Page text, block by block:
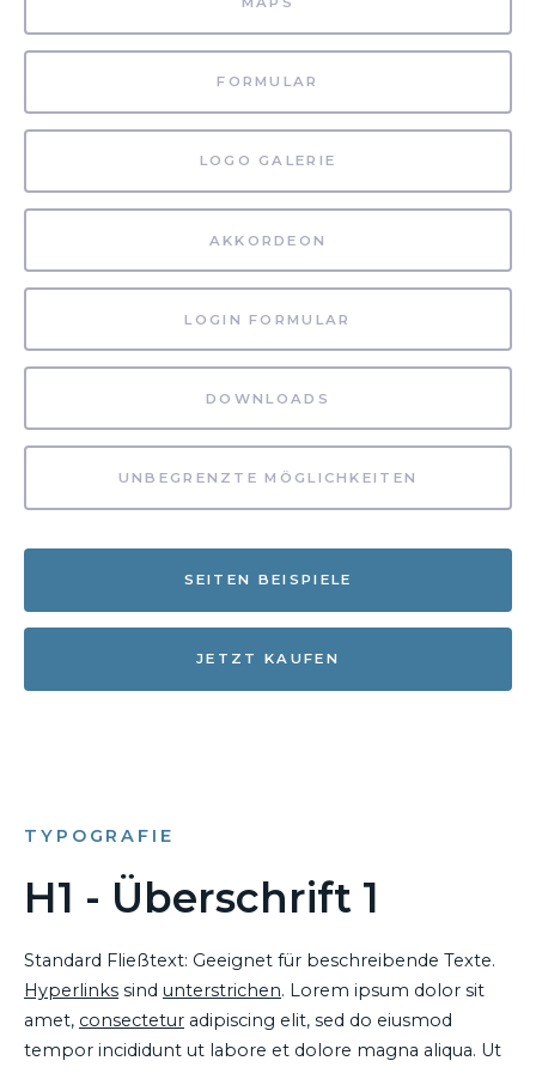
FORMULAR
LOGO GALERIE
AKKORDEON
LOGIN FORMULAR
DOWNLOADS
UNBEGRENZTE MÖGLICHKEITEN
SEITEN BEISPIELE
JETZT KAUFEN
TYPOGRAFIE
H1 - Überschrift 1
Standard Fließtext: Geeignet für beschreibende Texte.
Hyperlinks sind unterstrichen. Lorem ipsum dolor sit
amet, consectetur adipiscing elit, sed do eiusmod
tempor incididunt ut labore et dolore magna aliqua. Ut